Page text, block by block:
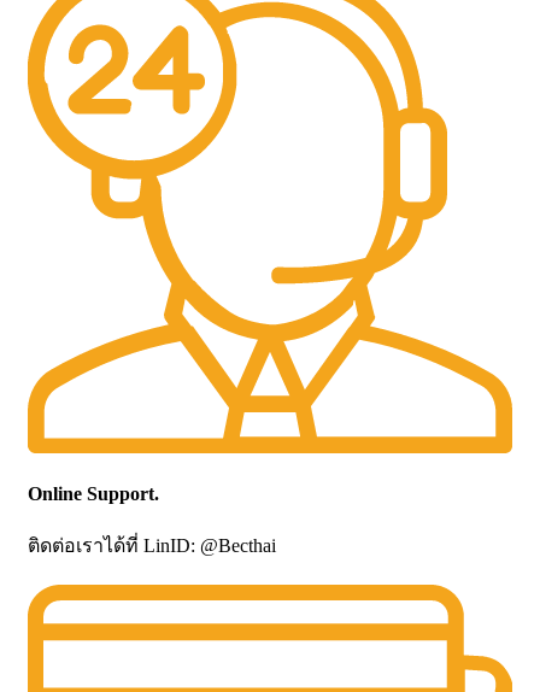
Online Support.
ติดต่อเราได้ที่ LinID: @Becthai